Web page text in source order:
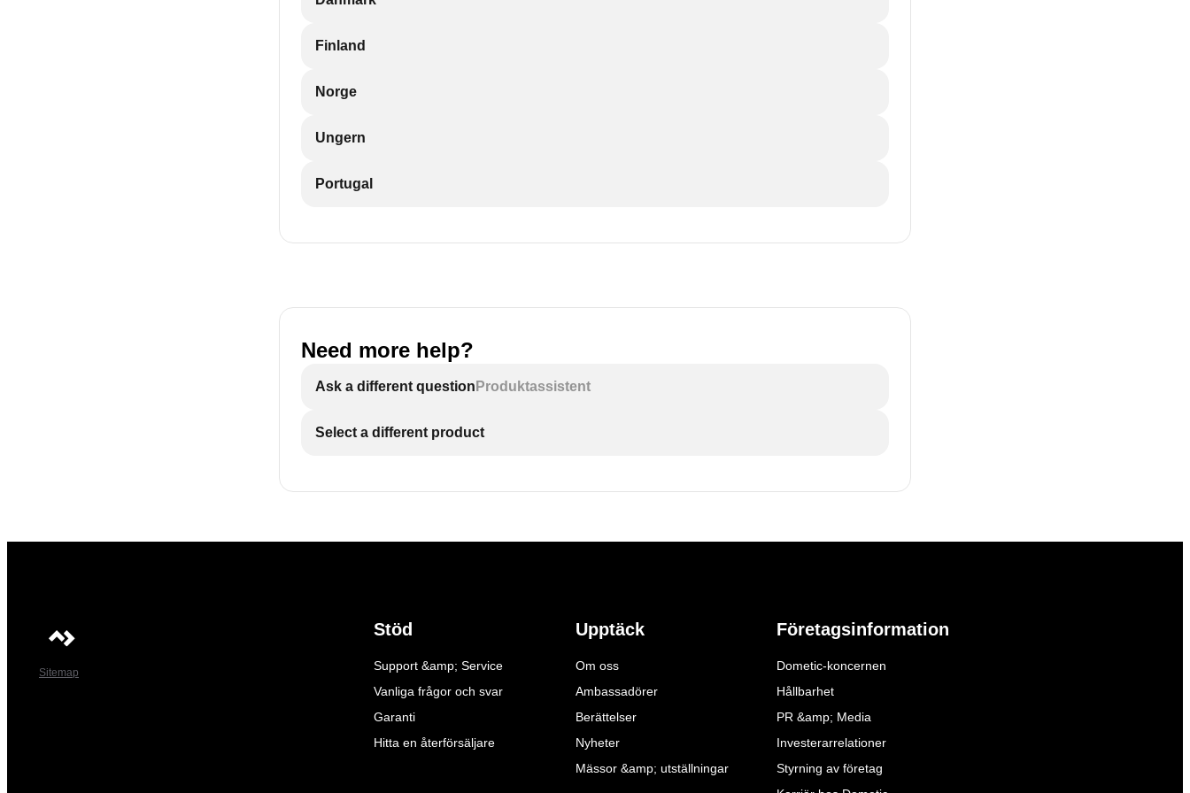
Finland
Norge
Ungern
Portugal
Need more help?
Ask a different question Produktassistent
Select a different product
Sitemap
Stöd
Support &amp; Service
Vanliga frågor och svar
Garanti
Hitta en återförsäljare
Upptäck
Om oss
Ambassadörer
Berättelser
Nyheter
Mässor &amp; utställningar
Företagsinformation
Dometic-koncernen
Hållbarhet
PR &amp; Media
Investerarrelationer
Styrning av företag